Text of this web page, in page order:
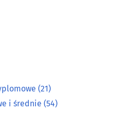
(21)
i średnie (54)